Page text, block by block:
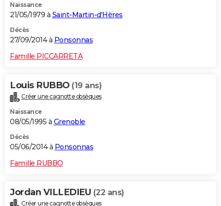
Naissance
21/05/1979 à Saint-Martin-d'Hères
Décès
27/09/2014 à Ponsonnas
Famille PICCARRETA
Louis RUBBO (19 ans)
Créer une cagnotte obsèques
Naissance
08/05/1995 à Grenoble
Décès
05/06/2014 à Ponsonnas
Famille RUBBO
Jordan VILLEDIEU (22 ans)
Créer une cagnotte obsèques